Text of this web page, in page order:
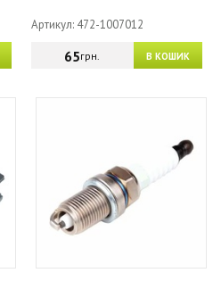
Артикул: 472-1007012
В КОШИК
65грн.